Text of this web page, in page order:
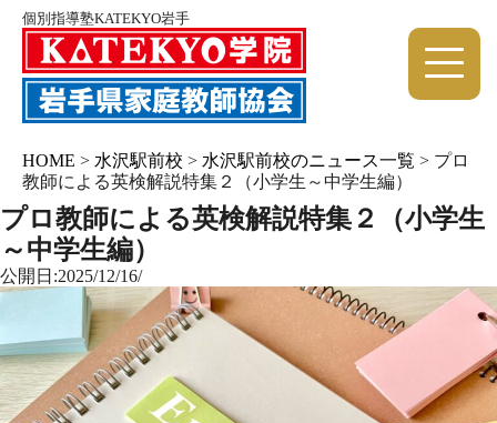
個別指導塾KATEKYO岩手
HOME > 水沢駅前校 > 水沢駅前校のニュース一覧 > プロ
教師による英検解説特集２（小学生～中学生編）
プロ教師による英検解説特集２（小学生
～中学生編）
公開日:2025/12/16/